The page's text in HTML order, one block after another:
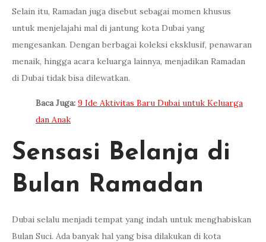
Selain itu, Ramadan juga disebut sebagai momen khusus
untuk menjelajahi mal di jantung kota Dubai yang
mengesankan. Dengan berbagai koleksi eksklusif, penawaran
menaik, hingga acara keluarga lainnya, menjadikan Ramadan
di Dubai tidak bisa dilewatkan.
Baca Juga: 9 Ide Aktivitas Baru Dubai untuk Keluarga
dan Anak
Sensasi Belanja di
Bulan Ramadan
Dubai selalu menjadi tempat yang indah untuk menghabiskan
Bulan Suci. Ada banyak hal yang bisa dilakukan di kota